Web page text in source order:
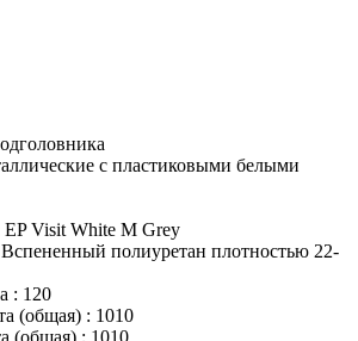
с пластиковыми белыми
EP Visit White M Grey
Вспененный полиуретан плотностью 22-
: 120
(общая) : 1010
(общая) : 1010